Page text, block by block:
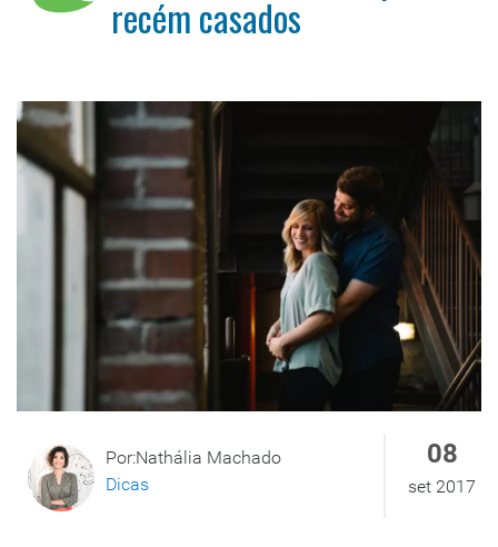
recém casados
Por:Nathália Machado
Dicas
08
set 2017